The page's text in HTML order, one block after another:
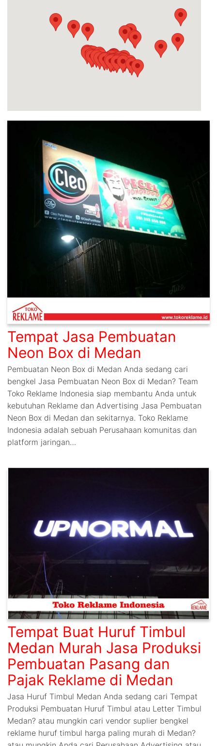
Tempat Jasa Pembuatan
Neon Box di Medan
Pembuatan Neon Box di Medan Anda sedang cari
bengkel Jasa Pembuatan Neon Box di Medan? Team
Toko Reklame Indonesia siap membantu Anda untuk
kebutuhan Reklame dan Advertising Jasa Pembuatan
Neon Box di Medan dan sekitarnya. Toko Reklame
Indonesia adalah sebuah Perusahaan komunitas dan
platform jaringan…
Tempat Buat Huruf Timbul
Medan Murah Jasa Produksi
Pembuatan Pasang dan
Pajak Reklame di Medan
Jasa Huruf Timbul Medan Anda sedang cari Tempat
Produksi Pembuatan Huruf Timbul atau Letter Timbul
Medan? atau mungkin cari vendor suplier bengkel
reklame huruf timbul harga paling murah di Medan?